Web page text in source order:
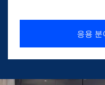
응용 분